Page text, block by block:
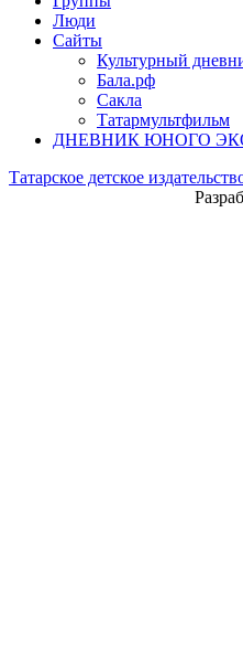
Люди
Сайты
Культурный
Бала.рф
Сакла
Татармультфильм
ДНЕВНИК ЮНОГО
Татарское детское